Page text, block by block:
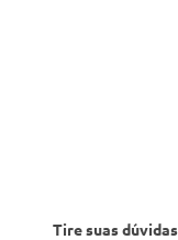
Tire suas